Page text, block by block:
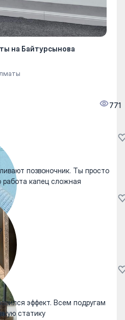
на Байтурсынова
771
позвоночник. Ты просто
капец сложная
эффект. Всем подругам
статику